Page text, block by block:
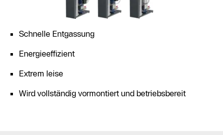
Schnelle Entgassung
Energieeffizient
Extrem leise
Wird vollständig vormontiert und betriebsbereit